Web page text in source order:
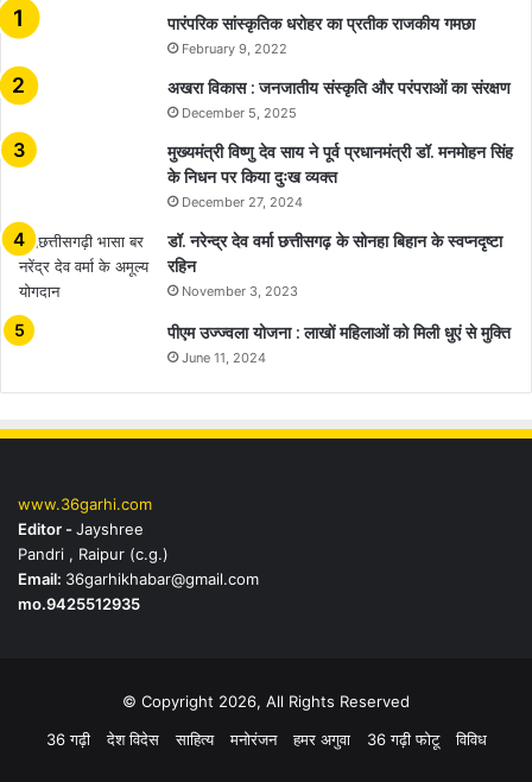
​​​​​​​पारंपरिक सांस्कृतिक धरोहर का प्रतीक राजकीय गमछा
February 9, 2022
अखरा विकास : जनजातीय संस्कृति और परंपराओं का संरक्षण
December 5, 2025
मुख्यमंत्री विष्णु देव साय ने पूर्व प्रधानमंत्री डॉ. मनमोहन सिंह
के निधन पर किया दुःख व्यक्त
December 27, 2024
डॉ. नरेन्द्र देव वर्मा छत्तीसगढ़ के सोनहा बिहान के स्वप्नदृष्टा
रहिन
November 3, 2023
पीएम उज्ज्वला योजना : लाखों महिलाओं को मिली धुएं से मुक्ति
June 11, 2024
www.36garhi.com
Editor -Jayshree
Pandri , Raipur (c.g.)
Email: 36garhikhabar@gmail.com
mo.9425512935
© Copyright 2026, All Rights Reserved
36 गढ़ी
देश विदेस साहित्य मनोरंजन हमर अगुवा 36 गढ़ी फोटू विविध